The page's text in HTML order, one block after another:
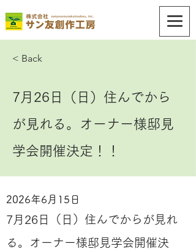
< Back
7月26日（日）住んでから
が見れる。オーナー様邸見
学会開催決定！！
2026年6月15日
7月26日（日）住んでからが見れ
る。オーナー様邸見学会開催決